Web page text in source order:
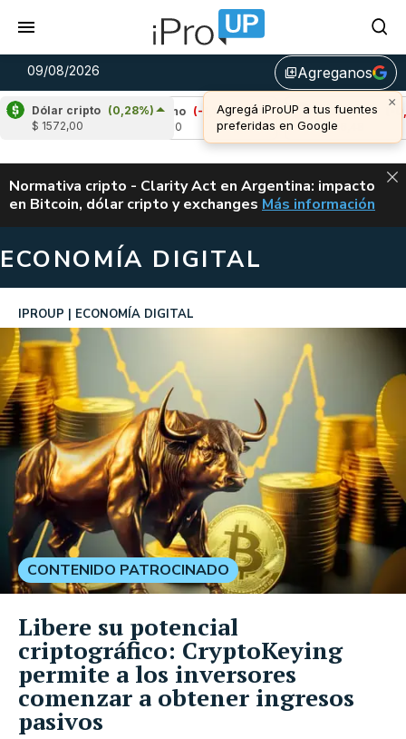
09/08/2026 library_addAgreganos
×
Agregá iProUP a tus fuentes
preferidas en Google
Dólar cripto (0,28%)
$ 1572,00
Cardano (-1,11%)
Avalanche (-0,82%)
u$s 6,48
ALERTA
Normativa cripto - Clarity Act en Argentina: impacto
en Bitcoin, dólar cripto y exchanges CLARITY ACT EN
Más información
ECONOMÍA DIGITAL
IPROUP ECONOMÍA DIGITAL
CONTENIDO PATROCINADO
Libere su potencial
criptográfico: CryptoKeying
permite a los inversores
comenzar a obtener ingresos
pasivos